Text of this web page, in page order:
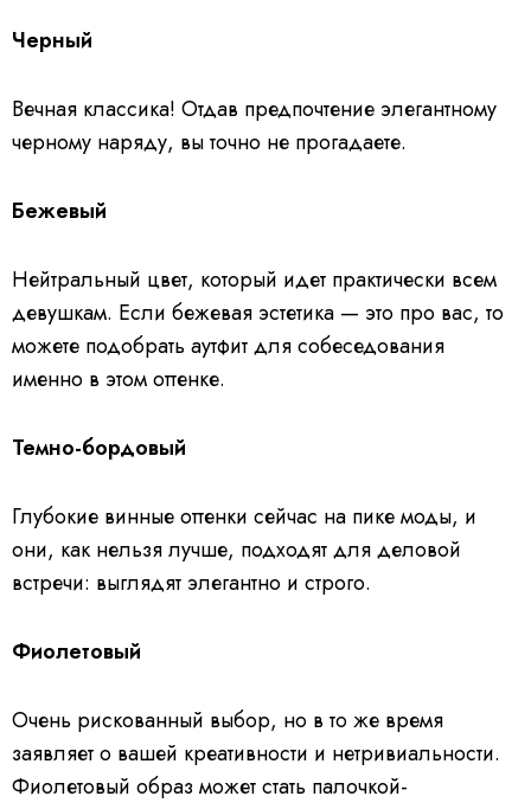
Черный
Вечная классика! Отдав предпочтение элегантному
черному наряду, вы точно не прогадаете.
Бежевый
Нейтральный цвет, который идет практически всем
девушкам. Если бежевая эстетика — это про вас, то
можете подобрать аутфит для собеседования
именно в этом оттенке.
Темно-бордовый
Глубокие винные оттенки сейчас на пике моды, и
они, как нельзя лучше, подходят для деловой
встречи: выглядят элегантно и строго.
Фиолетовый
Очень рискованный выбор, но в то же время
заявляет о вашей креативности и нетривиальности.
Фиолетовый образ может стать палочкой-